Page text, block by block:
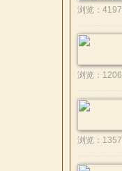
浏览：
浏览：
浏览：